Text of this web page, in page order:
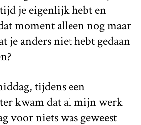
je eigenlijk hebt en
moment alleen nog maar
je anders niet hebt gedaan
tijdens een
kwam dat al mijn werk
voor niets was geweest